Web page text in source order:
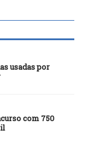
usadas por
com 750